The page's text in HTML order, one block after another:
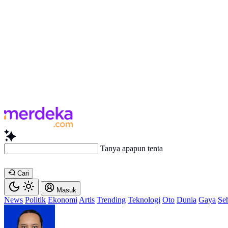
Tanya apapun tentang artikel i
Cari
Masuk
News Politik Ekonomi Artis Trending Teknologi Oto Dunia Gaya